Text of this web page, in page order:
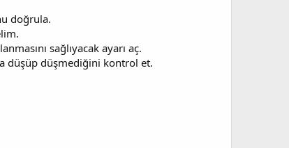
doğrula.
sağlıyacak ayarı aç.
düşüp düşmediğini kontrol et.